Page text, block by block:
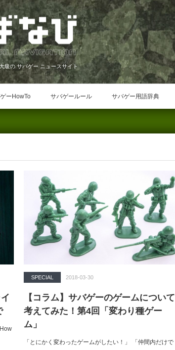
級の サバゲー ニュースサイト
ーHowTo サバゲールール サバゲー用語辞典
SPECIAL 2018-03-30
【コラム】サバゲーのゲームについて
考えてみた！第4回「変わり種ゲー
ム」
「とにかく変わったゲームがしたい！」 「仲間内だけで